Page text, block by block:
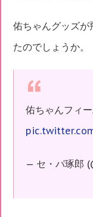
佑ちゃんグッズが
たのでしょうか。
佑ちゃんフィ
— セ・パ琢郎